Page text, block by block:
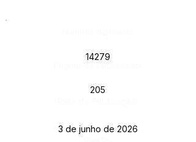
14279
205
3 de junho de 2026